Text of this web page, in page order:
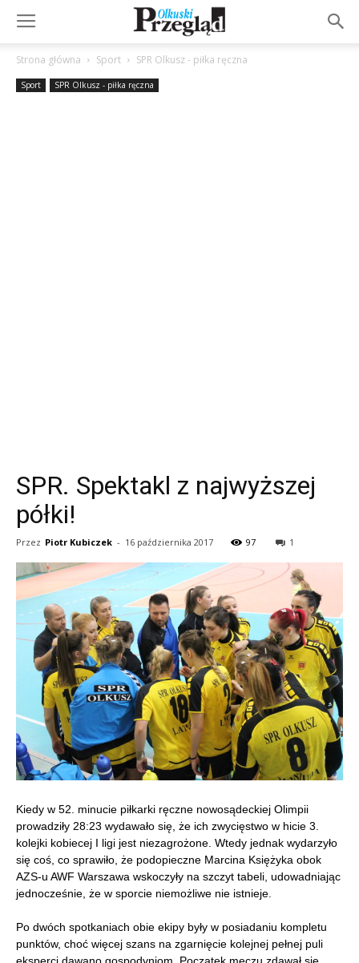
Strona główna Sport SPR Olkusz - piłka ręczna
Sport SPR Olkusz - piłka ręczna
SPR. Spektakl z najwyższej
półki!
Przez Piotr Kubiczek - 16 października 2017 97 1
Kiedy w 52. minucie piłkarki ręczne nowosądeckiej Olimpii
prowadziły 28:23 wydawało się, że ich zwycięstwo w hicie 3.
kolejki kobiecej I ligi jest niezagrożone. Wtedy jednak wydarzyło
się coś, co sprawiło, że podopieczne Marcina Księżyka obok
AZS-u AWF Warszawa wskoczyły na szczyt tabeli, udowadniając
jednocześnie, że w sporcie niemożliwe nie istnieje.
Po dwóch spotkaniach obie ekipy były w posiadaniu kompletu
punktów, choć więcej szans na zgarnięcie kolejnej pełnej puli